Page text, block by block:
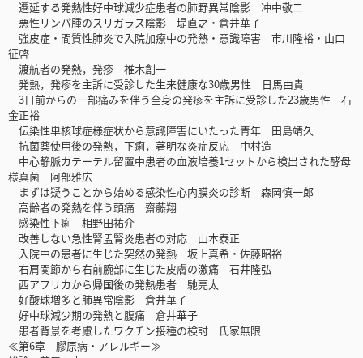
遷延する発熱性好中球減少症患者の肺野異常陰影 冲中敬二
悪性リンパ腫のスリガラス陰影 堤直之・倉井華子
強皮症・間質性肺炎で入院加療中の発熱・意識障害 市川隆裕・山口
征啓
渡航者の発熱，発疹 椎木創一
発熱，発疹を主訴に受診した生来健康な30歳男性 日馬由貴
3日前からの一部痛みを伴う全身の発疹を主訴に受診した23歳男性 石
金正裕
伝染性単核球症様症状から意識障害にいたった青年 田島靖久
抗菌薬使用後の発熱，下痢，著明な炎症反応 中村造
中心静脈カテーテル留置中患者の血液培養1セットから検出された酵母
様真菌 阿部雅広
まずは疑うことから始める感染性心内膜炎の診断 森岡慎一郎
高齢者の発熱を伴う頭痛 齋藤翔
感染性下痢 相野田祐介
改善しない急性腎盂腎炎患者の対応 山本泰正
入院中の患者に生じた突然の発熱 坂上真希・佐藤昭裕
右肩関節から右前腕部に生じた皮膚の激痛 石井隆弘
西アフリカから帰国後の発熱患者 馳亮太
好酸球増多と肺異常陰影 倉井華子
好中球減少期の発熱と腹痛 倉井華子
患者背景を考慮したワクチン接種の検討 氏家無限
≪第6章 膠原病・アレルギー≫